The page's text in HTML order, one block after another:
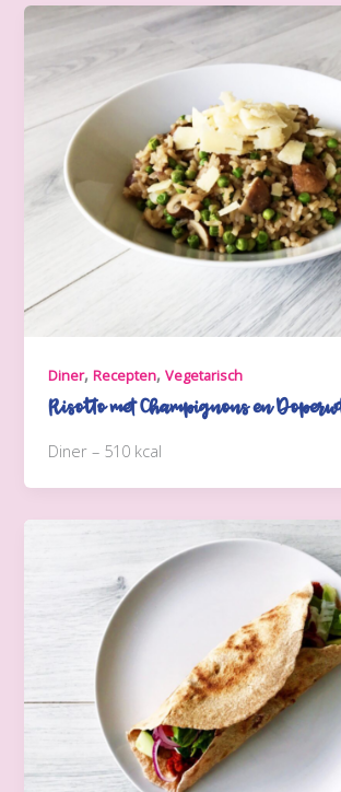
Diner,Recepten,Vegetarisch
Risotto met Champignons en
Diner – 510 kcal